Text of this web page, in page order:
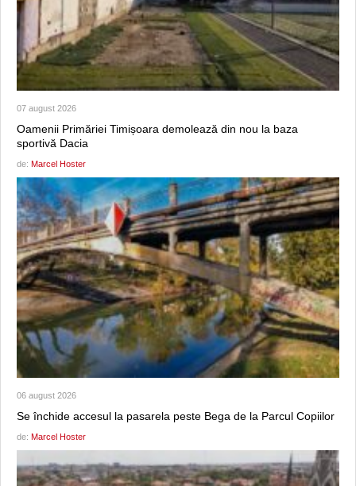
07 august 2026
Oamenii Primăriei Timișoara demolează din nou la baza
sportivă Dacia
de: Marcel Hoster
06 august 2026
Se închide accesul la pasarela peste Bega de la Parcul Copiilor
de: Marcel Hoster